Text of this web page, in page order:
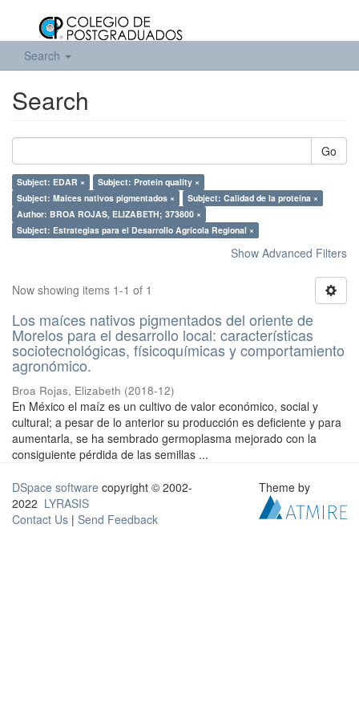
Search
Search
Go
Subject: EDAR ×
Subject: Protein quality ×
Subject: Maíces nativos pigmentados ×
Subject: Calidad de la proteína ×
Author: BROA ROJAS, ELIZABETH; 373800 ×
Subject: Estrategias para el Desarrollo Agrícola Regional ×
Show Advanced Filters
Now showing items 1-1 of 1
Los maíces nativos pigmentados del oriente de
Morelos para el desarrollo local: características
sociotecnológicas, físicoquímicas y comportamiento
agronómico.
Broa Rojas, Elizabeth (2018-12)
En México el maíz es un cultivo de valor económico, social y
cultural; a pesar de lo anterior su producción es deficiente y para
aumentarla, se ha sembrado germoplasma mejorado con la
consiguiente pérdida de las semillas ...
DSpace software copyright © 2002-
2022 LYRASIS
Contact Us | Send Feedback
Theme by